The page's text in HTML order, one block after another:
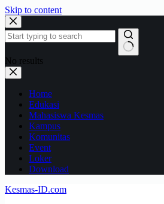
Skip to content
No results
Home
Edukasi
Mahasiswa Kesmas
Kampus
Komunitas
Event
Loker
Download
Kesmas-ID.com